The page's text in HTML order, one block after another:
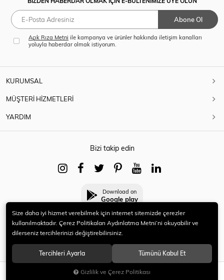
SEPETE EKLE
Abone Ol
Açık Rıza Metni ile kampanya ve ürünler hakkında iletişim kanalları
yoluyla haberdar olmak istiyorum.
KURUMSAL
MÜŞTERİ HİZMETLERİ
YARDIM
Bizi takip edin
Download on
Google play
© 2021 HERYENİ. Tüm hakları saklıdır.
Size daha iyi hizmet verebilmek için internet sitemizde çerezler
kullanılmaktadır. Çerez Politikaları Aydınlatma Metni’ni okuyabilir ve
dilerseniz tercihlerinizi değiştirebilirsiniz.
Tercihleri Ayarla Tümünü Kabul Et
Gizlilik ve Çerez Politikası